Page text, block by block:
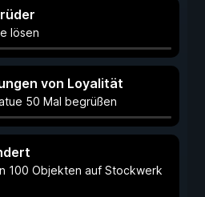
lösen
von Loyalität
50 Mal begrüßen
100 Objekten auf Stockwerk